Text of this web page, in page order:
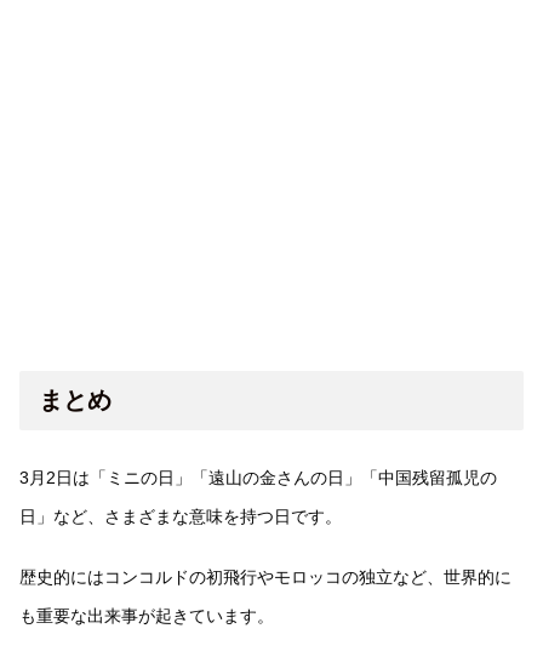
まとめ
3月2日は「ミニの日」「遠山の金さんの日」「中国残留孤児の
日」など、さまざまな意味を持つ日です。
歴史的にはコンコルドの初飛行やモロッコの独立など、世界的に
も重要な出来事が起きています。